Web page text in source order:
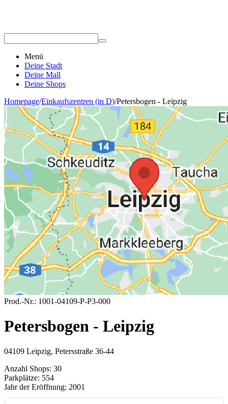
Menü
Deine Stadt
Deine Mall
Deine Shops
Homepage/Einkaufszentren (in D)/Petersbogen - Leipzig
Prod.-Nr.: 1001-04109-P-P3-000
Petersbogen - Leipzig
04109 Leipzig, Petersstraße 36-44
Anzahl Shops: 30
Parkplätze: 554
Jahr der Eröffnung: 2001